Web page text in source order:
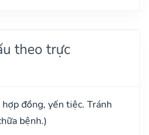
theo trực
đồng, yến tiệc. Tránh
bệnh.)